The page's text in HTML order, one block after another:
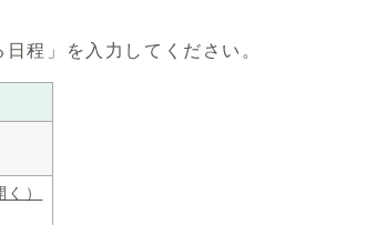
程」を入力してください。
）